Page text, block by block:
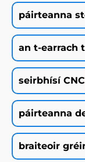
páirteanna
an t-earrach
seirbhísí CNC
páirteanna
braiteoir